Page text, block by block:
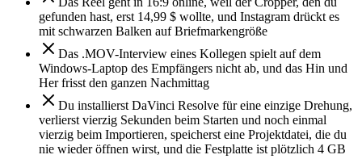
gefunden hast, erst 14,99 $ wollte, und Instagram drückt es
mit schwarzen Balken auf Briefmarkengröße
Das .MOV-Interview eines Kollegen spielt auf dem
Windows-Laptop des Empfängers nicht ab, und das Hin und
Her frisst den ganzen Nachmittag
Du installierst DaVinci Resolve für eine einzige Drehung,
verlierst vierzig Sekunden beim Starten und noch einmal
vierzig beim Importieren, speicherst eine Projektdatei, die du
nie wieder öffnen wirst, und die Festplatte ist plötzlich 4 GB